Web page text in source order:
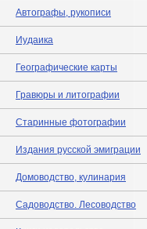
Автографы, рукописи
Иудаика
Географические карты
Гравюры и литографии
Старинные фотографии
Издания русской эмиграции
Домоводство, кулинария
Садоводство. Лесоводство